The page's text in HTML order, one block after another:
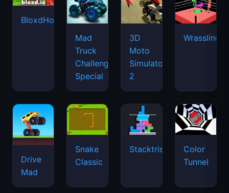
BloxdHop.io
Mad
Truck
Challenge
Special
3D
Moto
Simulator
2
Wrassling
Drive
Mad
Snake
Classic
Stacktris
Color
Tunnel